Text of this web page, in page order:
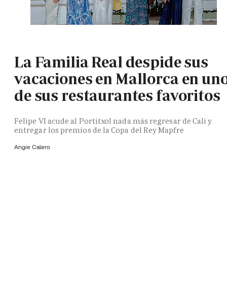
La Familia Real despide sus
vacaciones en Mallorca en
de sus restaurantes favoritos
Felipe VI acude al Portitxol nada más regresar de Cali y
entregar los premios de la Copa del Rey Mapfre
Angie Calero